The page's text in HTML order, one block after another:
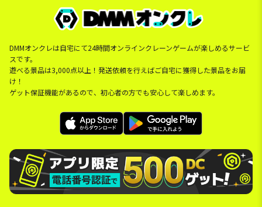
DMMオンクレは自宅にて24時間オンラインクレーンゲームが楽しめるサービ
スです。
遊べる景品は3,000点以上！発送依頼を行えばご自宅に獲得した景品をお届
け！
ゲット保証機能があるので、初心者の方でも安心して楽しめます。